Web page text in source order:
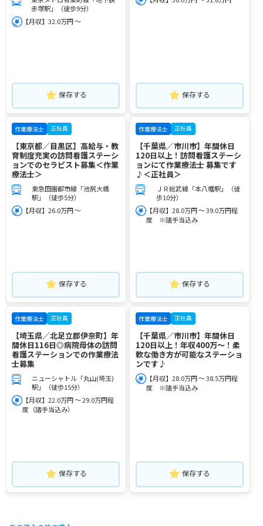
赤塚駅」（徒歩9分）
【月収】32.0万円 ～
保存する 保存する
作業療法士 正社員
【東京都／目黒区】高給与・教
育制度充実の訪問看護ステーシ
ョンでのセラピスト募集＜作業
療法士＞
東急田園都市線「池尻大橋
駅」（徒歩5分）
【月収】26.0万円 ～
保存する
作業療法士 正社員
【千葉県／市川市】年間休日
120日以上！訪問看護ステーシ
ョンにて作業療法士 募集です
♪＜正社員＞
ＪＲ総武線「本八幡駅」（徒
歩10分）
【月収】28.0万円 ～ 39.0万円程
度 ※諸手当込み
保存する
作業療法士 正社員
【埼玉県／北足立郡伊奈町】年
間休日116日◎病院母体の訪問
看護ステーションでの作業療法
士募集
ニューシャトル「丸山(埼玉)
駅」（徒歩15分）
【月収】22.0万円 ～ 29.0万円程
度（諸手当込み）
保存する
作業療法士 正社員
【千葉県／市川市】年間休日
120日以上！年収400万～！柔
軟な働き方が可能なステーショ
ンです♪
【月収】28.0万円 ～ 38.5万円程
度 ※諸手当込み
保存する